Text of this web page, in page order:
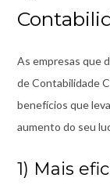
As empresas que
de Contabilidade
benefícios que
aumento do seu
1) Mais